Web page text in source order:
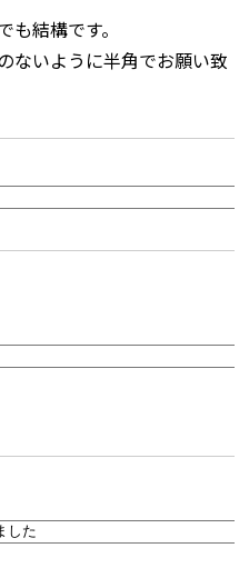
結構です。
ないように半角でお願い致